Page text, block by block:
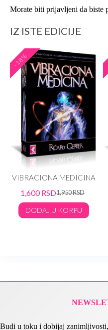
Morate biti prijavljeni da biste
IZ ISTE EDICIJE
-18%
VIBRACIONA MEDICINA
1,950RSD
1,600RSD
DODAJ U KORPU
Budi u toku i dobijaj